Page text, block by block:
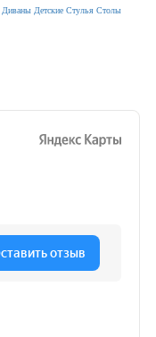
Диваны Детские Стулья Столы